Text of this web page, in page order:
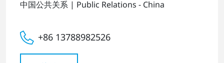
中国公共关系 | Public Relations - China
+86 13788982526